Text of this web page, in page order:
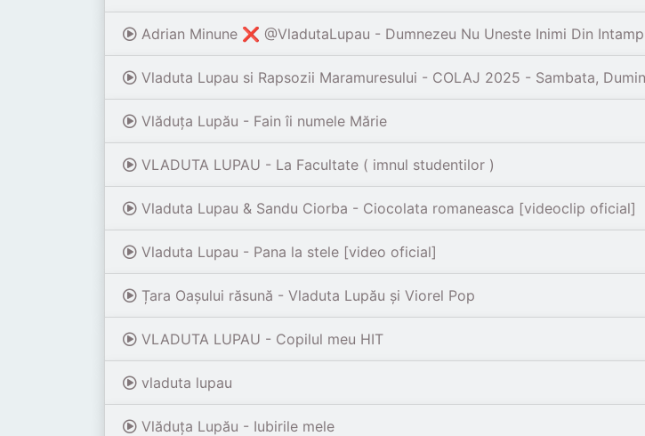
Adrian Minune ❌ @VladutaLupau - Dumnezeu Nu Uneste Inimi Din
Vladuta Lupau si Rapsozii Maramuresului - COLAJ 2025 - Sambata,
Vlăduța Lupău - Fain îi numele Mărie
VLADUTA LUPAU - La Facultate ( imnul studentilor )
Vladuta Lupau & Sandu Ciorba - Ciocolata romaneasca [videoclip oficial]
Vladuta Lupau - Pana la stele [video oficial]
Țara Oașului răsună - Vladuta Lupău și Viorel Pop
VLADUTA LUPAU - Copilul meu HIT
vladuta lupau
Vlăduța Lupău - Iubirile mele